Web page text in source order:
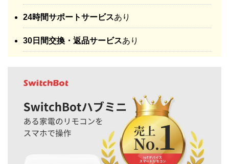
24時間サポートサービスあり
30日間交換・返品サービスあり